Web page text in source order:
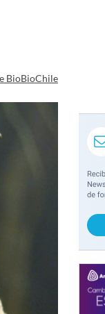
BioBioChile